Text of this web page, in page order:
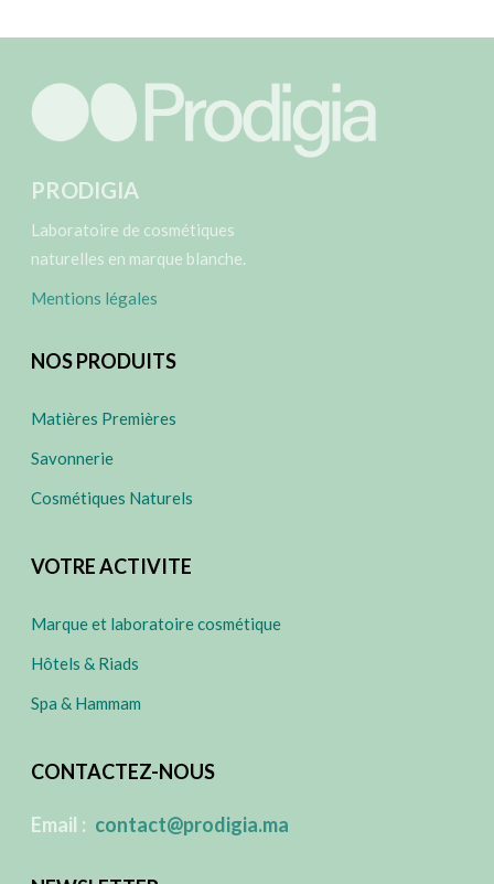
PRODIGIA
Laboratoire de cosmétiques
naturelles en marque blanche.
Mentions légales
NOS PRODUITS
Matières Premières
Savonnerie
Cosmétiques Naturels
VOTRE ACTIVITE
Marque et laboratoire cosmétique
Hôtels & Riads
Spa & Hammam
CONTACTEZ-NOUS
Email : contact@prodigia.ma